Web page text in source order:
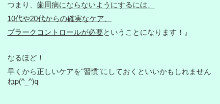
つまり、歯周病にならないようにするには、
10代や20代からの確実なケア、
プラークコントロールが必要ということになります！』
なるほど！
早くから正しいケアを"習慣"にしておくといいかもしれません
ねp(^_^)q